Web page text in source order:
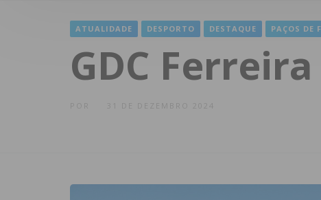
ATUALIDADE DESPORTO DESTAQUE PAÇOS DE
GDC
31 DE DEZEMBRO 2024